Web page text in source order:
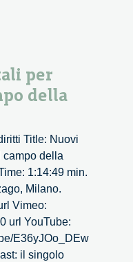
per
della
Title: Nuovi
campo della
1:14:49 min.
Milano.
Vimeo:
url YouTube:
E36yJOo_DEw
il singolo